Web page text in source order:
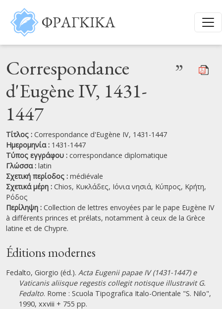
Παράκαμψη προς το κυρίως περιεχόμενο
ΦΡΑΓΚΙΚΑ
Correspondance
d'Eugène IV, 1431-
1447
”
Τίτλος : Correspondance d'Eugène IV, 1431-1447
Ημερομηνία : 1431-1447
Τύπος εγγράφου : correspondance diplomatique
Γλώσσα : latin
Σχετική περίοδος : médiévale
Σχετικά μέρη : Chios, Κυκλάδες, Ιόνια νησιά, Κύπρος, Κρήτη,
Ρόδος
Περίληψη : Collection de lettres envoyées par le pape Eugène IV
à différents princes et prélats, notamment à ceux de la Grèce
latine et de Chypre.
Éditions modernes
Fedalto, Giorgio (éd.). Acta Eugenii papae IV (1431-1447) e
Vaticanis aliisque regestis collegit notisque illustravit G.
Fedalto. Rome : Scuola Tipografica Italo-Orientale "S. Nilo",
1990, xxviii + 755 pp.